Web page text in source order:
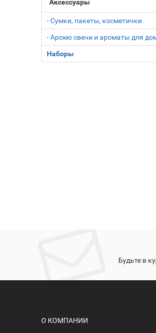
Аксессуары
- Сумки, пакеты, косметички
- Аромо свечи и ароматы для
Наборы
Будьте в
О КОМПАНИИ